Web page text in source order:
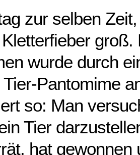
zur selben
groß.
wurde durch
Pantomime
so: Man
Tier
hat gewonnen